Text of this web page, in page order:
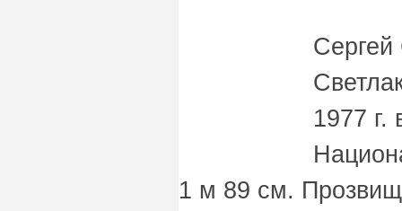
Сергей
1977 г.
1 м 89 см.